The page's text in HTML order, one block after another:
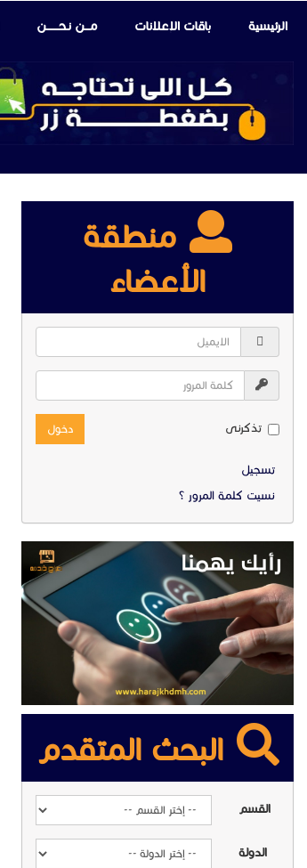
الرئيسية باقات الإعلانات مـــن نـحـــــــن
منطقة
الأعضاء
تذكرنى دخول
تسجيل
نسيت كلمة المرور ؟
البحث المتقدم
القسم
الدولة